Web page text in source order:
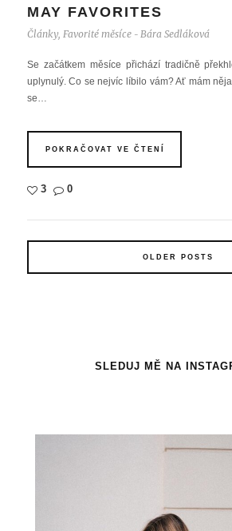
MAY FAVORITES
Články, Favorité měsíce - Bára Sedláková
Se začátkem měsíce přichází tradičně
uplynulý. Co se nejvíc líbilo vám? Ať mám
se…
POKRAČOVAT VE ČTENÍ
3 0
OLDER POSTS
SLEDUJ MĚ NA